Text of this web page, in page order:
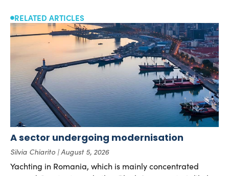
RELATED ARTICLES
A sector undergoing modernisation
Silvia Chiarito August 5, 2026
Yachting in Romania, which is mainly concentrated